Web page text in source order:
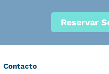
Reservar
Contacto